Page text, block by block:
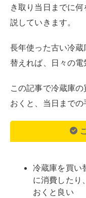
き取り当日までに
説していきます。
長年使った古い冷
替えれば、日々の電
この記事で冷蔵庫
おくと、当日までの
冷蔵庫を買い
に消費したり
おくと良い